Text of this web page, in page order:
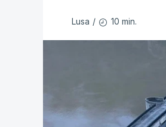
Lusa / 10 min.